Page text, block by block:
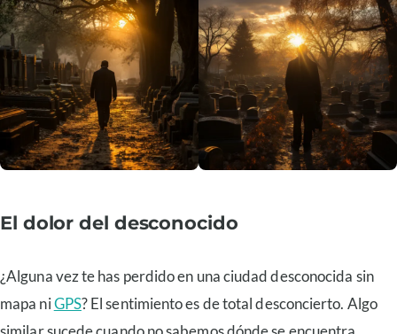
El dolor del desconocido
¿Alguna vez te has perdido en una ciudad desconocida sin
mapa niGPS? El sentimiento es de total desconcierto. Algo